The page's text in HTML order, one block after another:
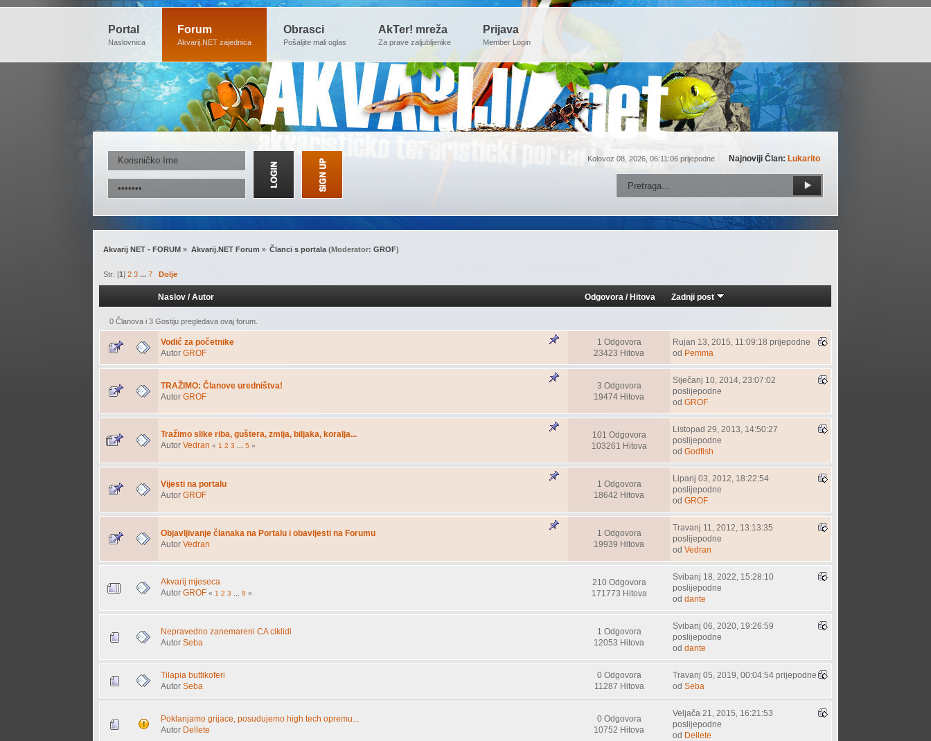
Portal
Naslovnica
Forum
Akvarij.NET zajednica
Obrasci
Pošaljite mali oglas
AkTer! mreža
Za prave zaljubljenike
Prijava
Member Login
Kolovoz 08, 2026, 06:11:06 prijepodne Najnoviji Član: Lukarito
Akvarij NET - FORUM » Akvarij.NET Forum » Članci s portala (Moderator:GROF)
Str: [1] 2 3 ... 7 Dolje
Naslov /Autor Odgovora/Hitova Zadnji post
0 Članova i 3 Gostiju pregledava ovaj forum.
Vodić za početnike
AutorGROF
1 Odgovora
23423 Hitova
Rujan 13, 2015, 11:09:18 prijepodne
od Pemma
TRAŽIMO: Članove uredništva!
AutorGROF
3 Odgovora
19474 Hitova
Siječanj 10, 2014, 23:07:02
poslijepodne
odGROF
Tražimo slike riba, guštera, zmija, biljaka, koralja...
AutorVedran « 1 2 3 ...5 »
101 Odgovora
103261 Hitova
Listopad 29, 2013, 14:50:27
poslijepodne
odGodfish
Vijesti na portalu
AutorGROF
1 Odgovora
18642 Hitova
Lipanj 03, 2012, 18:22:54
poslijepodne
odGROF
Objavljivanje članaka na Portalu i obavijesti na Forumu
AutorVedran
1 Odgovora
19939 Hitova
Travanj 11, 2012, 13:13:35
poslijepodne
odVedran
Akvarij mjeseca
AutorGROF « 1 2 3 ...9 »
210 Odgovora
171773 Hitova
Svibanj 18, 2022, 15:28:10
poslijepodne
oddante
Nepravedno zanemareni CA ciklidi
AutorSeba
1 Odgovora
12053 Hitova
Svibanj 06, 2020, 19:26:59
poslijepodne
oddante
Tilapia buttikoferi
AutorSeba
0 Odgovora
11287 Hitova
Travanj 05, 2019, 00:04:54 prijepodne
odSeba
Poklanjamo grijace, posudujemo high tech opremu...
Autor Dellete
0 Odgovora
10752 Hitova
Veljača 21, 2015, 16:21:53
poslijepodne
od Dellete